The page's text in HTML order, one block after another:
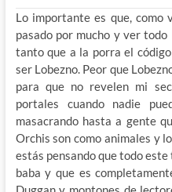
Lo importante es que, como
pasado por mucho y ver
tanto que a la porra el
ser Lobezno. Peor que
para que no revelen mi
portales cuando nadie
masacrando hasta a gente
Orchis son como animales y
estás pensando que todo
baba y que es